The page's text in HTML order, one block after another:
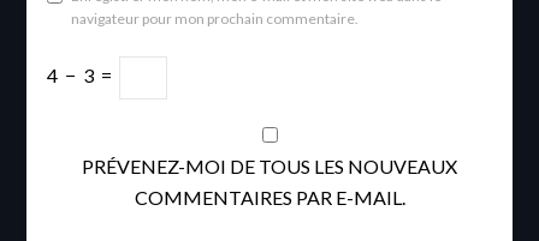
navigateur pour mon prochain commentaire.
4 − 3 =
PRÉVENEZ-MOI DE TOUS LES NOUVEAUX
COMMENTAIRES PAR E-MAIL.